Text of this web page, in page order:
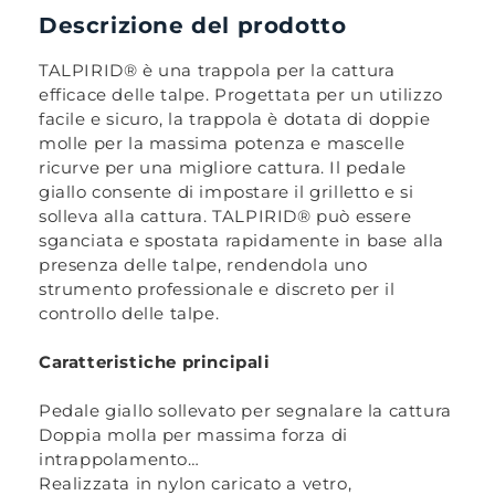
Descrizione del prodotto
TALPIRID® è una trappola per la cattura
efficace delle talpe. Progettata per un utilizzo
facile e sicuro, la trappola è dotata di doppie
molle per la massima potenza e mascelle
ricurve per una migliore cattura. Il pedale
giallo consente di impostare il grilletto e si
solleva alla cattura. TALPIRID® può essere
sganciata e spostata rapidamente in base alla
presenza delle talpe, rendendola uno
strumento professionale e discreto per il
controllo delle talpe.
Caratteristiche principali
Pedale giallo sollevato per segnalare la cattura
Doppia molla per massima forza di
intrappolamento
Realizzata in nylon caricato a vetro,